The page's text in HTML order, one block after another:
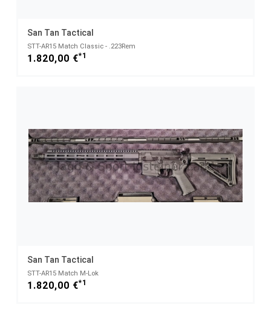
San Tan Tactical
STT-AR15 Match Classic - .223Rem
1.820,00 €*1
San Tan Tactical
STT-AR15 Match M-Lok
1.820,00 €*1